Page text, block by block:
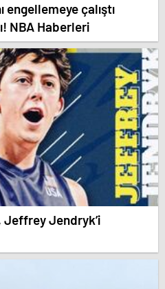
engellemeye çalıştı
NBA Haberleri
Jeffrey Jendryk’i